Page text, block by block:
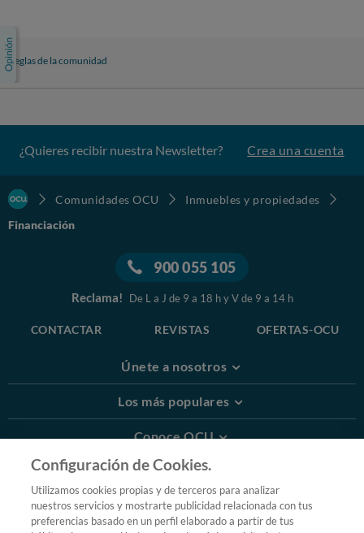
Reglas de la comunidad
¿Quieres recibir nuestra Newsletter? Crea una cuenta
Comunidades OCU
Inmuebles y propiedades
Financiación
900 055 105
Reclama! De L a J de 9 a 18 h y V de 9 a 14 h
CONTACTAR REVISTAS OFERTAS-OCU
Únete a nosotros
Los más populares
Conoce OCU
Más Información
© 2026 OCU
Condiciones generales de contratación de OCU
Configuración de Cookies.
Utilizamos cookies propias y de terceros para analizar
nuestros servicios y mostrarte publicidad relacionada con tus
preferencias basado en un perfil elaborado a partir de tus